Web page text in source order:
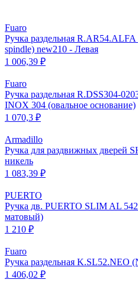
Fuaro
Ручка раздельная
spindle) new210 - Левая
1 006,39 ₽
Fuaro
Ручка раздельная R.DSS304-
INOX 304 (овальное основание)
1 070,3 ₽
Armadillo
Ручка для раздвижных дверей
никель
1 083,39 ₽
PUERTO
Ручка дв. PUERTO SLIM AL
матовый)
1 210 ₽
Fuaro
Ручка раздельная K.SL52.NEO
1 406,02 ₽